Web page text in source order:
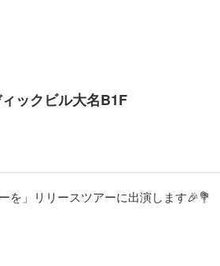
ックビル大名B1F
を」リリースツアーに出演します🎉💐